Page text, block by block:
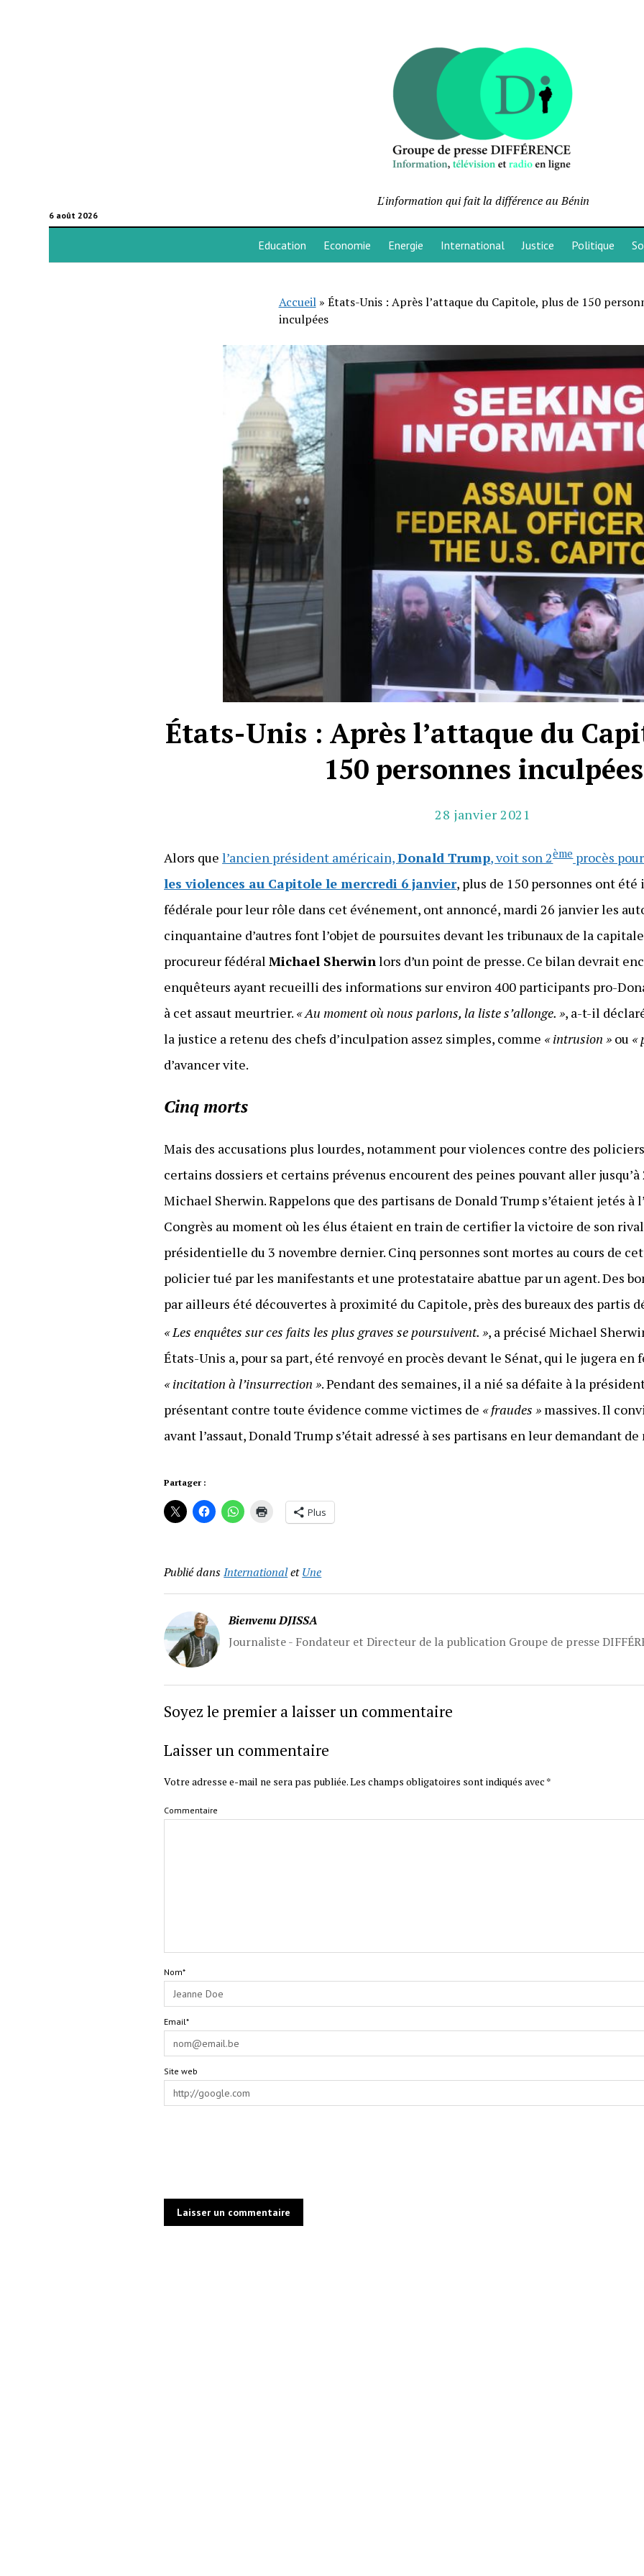
6 août 2026
L'information qui fait la différence au Bénin
Education Economie Energie International Justice Politique
Accueil» États-Unis : Après l’attaque du Capitole, plus de 150
inculpées
États-Unis : Après l’attaque du
150 personnes inculpées
28 janvier 2021
Alors quel’ancien président américain,Donald Trump, voit son 2èmeprocès
les violences au Capitole le mercredi 6 janvier, plus de 150 personnes ont
fédérale pour leur rôle dans cet événement, ont annoncé, mardi 26 janvier les
cinquantaine d’autres font l’objet de poursuites devant les tribunaux de la
procureur fédéralMichael Sherwin lors d’un point de presse. Ce bilan devrait
enquêteurs ayant recueilli des informations sur environ 400 participants pro-
à cet assaut meurtrier. « Au moment où nous parlons, la liste s’allonge. », a-t-il
la justice a retenu des chefs d’inculpation assez simples, comme « intrusion » ou «
d’avancer vite.
Cinq morts
Mais des accusations plus lourdes, notamment pour violences contre des
certains dossiers et certains prévenus encourent des peines pouvant aller jusqu’à
Michael Sherwin. Rappelons que des partisans de Donald Trump s’étaient jetés à
Congrès au moment où les élus étaient en train de certifier la victoire de son rival
présidentielle du 3 novembre dernier. Cinq personnes sont mortes au cours de
policier tué par les manifestants et une protestataire abattue par un agent. Des
par ailleurs été découvertes à proximité du Capitole, près des bureaux des partis
« Les enquêtes sur ces faits les plus graves se poursuivent. », a précisé Michael
États-Unis a, pour sa part, été renvoyé en procès devant le Sénat, qui le jugera
« incitation à l’insurrection ». Pendant des semaines, il a nié sa défaite à la
présentant contre toute évidence comme victimes de « fraudes » massives. Il
avant l’assaut, Donald Trump s’était adressé à ses partisans en leur demandant
Partager :
Plus
Publié dansInternationaletUne
Bienvenu DJISSA
Journaliste - Fondateur et Directeur de la publication Groupe de presse
Soyez le premier a laisser un commentaire
Laisser un commentaire
Votre adresse e-mail ne sera pas publiée.Les champs obligatoires sont indiqués avec *
Commentaire
Nom*
Email*
Site web